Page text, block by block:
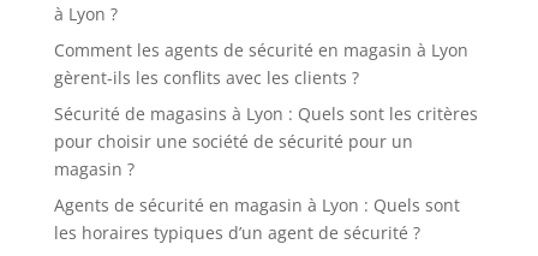
à Lyon ?
Comment les agents de sécurité en magasin à Lyon
gèrent-ils les conflits avec les clients ?
Sécurité de magasins à Lyon : Quels sont les critères
pour choisir une société de sécurité pour un
magasin ?
Agents de sécurité en magasin à Lyon : Quels sont
les horaires typiques d’un agent de sécurité ?